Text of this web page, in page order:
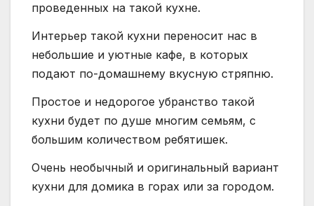
проведенных на такой кухне.
Интерьер такой кухни переносит нас в
небольшие и уютные кафе, в которых
подают по-домашнему вкусную стряпню.
Простое и недорогое убранство такой
кухни будет по душе многим семьям, с
большим количеством ребятишек.
Очень необычный и оригинальный вариант
кухни для домика в горах или за городом.